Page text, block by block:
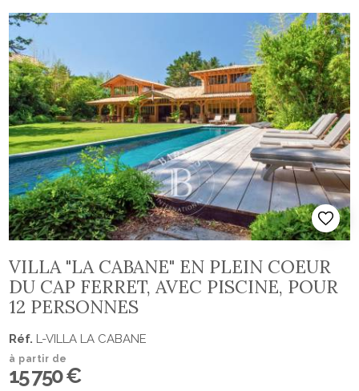
VILLA "LA CABANE" EN PLEIN COEUR
DU CAP FERRET, AVEC PISCINE, POUR
12 PERSONNES
Réf. L-VILLA LA CABANE
à partir de
15 750 €